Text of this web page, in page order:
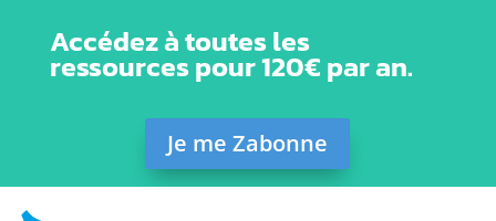
Accédez à toutes les
ressources pour 120€ par an.
Je me Zabonne